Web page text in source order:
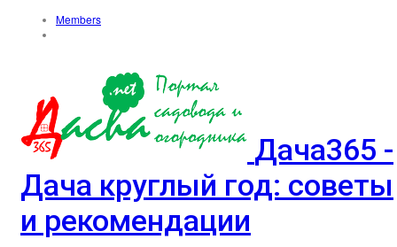
Members
Дача365 -
Дача круглый год: советы
и рекомендации